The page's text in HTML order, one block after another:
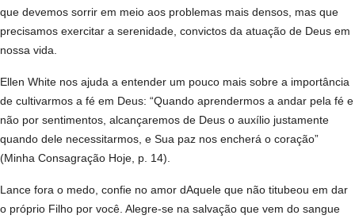
que devemos sorrir em meio aos problemas mais densos, mas que
precisamos exercitar a serenidade, convictos da atuação de Deus em
nossa vida.
Ellen White nos ajuda a entender um pouco mais sobre a importância
de cultivarmos a fé em Deus: “Quando aprendermos a andar pela fé e
não por sentimentos, alcançaremos de Deus o auxílio justamente
quando dele necessitarmos, e Sua paz nos encherá o coração”
(Minha Consagração Hoje, p. 14).
Lance fora o medo, confie no amor dAquele que não titubeou em dar
o próprio Filho por você. Alegre-se na salvação que vem do sangue